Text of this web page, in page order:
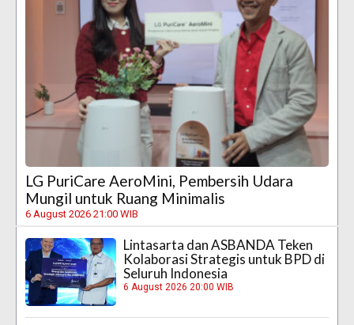
LG PuriCare AeroMini, Pembersih Udara
Mungil untuk Ruang Minimalis
6 August 2026 21:00 WIB
Lintasarta dan ASBANDA Teken
Kolaborasi Strategis untuk BPD di
Seluruh Indonesia
6 August 2026 20:00 WIB